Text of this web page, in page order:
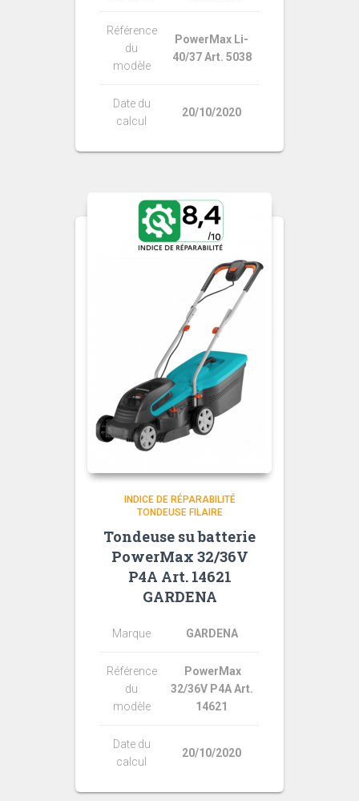
Référence
du
modèle
PowerMax Li-
40/37 Art. 5038
Date du
calcul
20/10/2020
INDICE DE RÉPARABILITÉ
TONDEUSE FILAIRE
Tondeuse su batterie
PowerMax 32/36V
P4A Art. 14621
GARDENA
Marque GARDENA
Référence
du
modèle
PowerMax
32/36V P4A Art.
14621
Date du
calcul
20/10/2020